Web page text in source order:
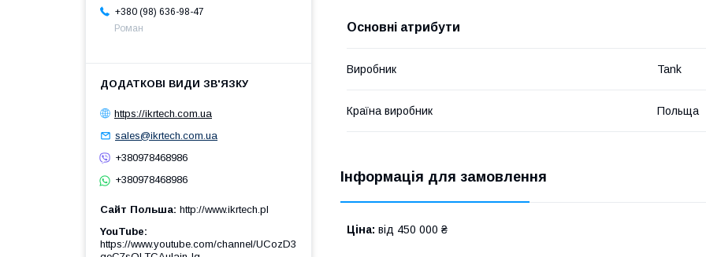
Основні атрибути
Виробник Tank
Країна виробник Польща
Інформація для замовлення
Ціна: від 450 000 ₴
+380 (98) 636-98-47
Роман
https://ikrtech.com.ua
sales@ikrtech.com.ua
+380978468986
+380978468986
Сайт Польша http://www.ikrtech.pl
YouTube
https://www.youtube.com/channel/UCozD3